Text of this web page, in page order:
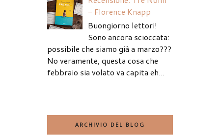
- Florence Knapp
Buongiorno lettori!
Sono ancora scioccata:
possibile che siamo già a marzo???
No veramente, questa cosa che
febbraio sia volato va capita eh...
ARCHIVIO DEL BLOG